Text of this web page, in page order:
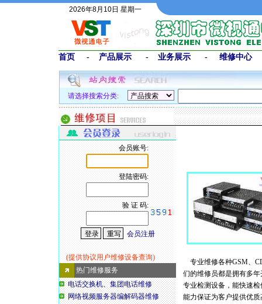
2026年8月10日 星期一
首页 - 产品展示 - 业务展示 - 维修中心
请选择搜索分类:
会员账号:
登陆密码:
验 证 码:
会员注册
(提供协议用户维修设备查询)
热门维修服务
电话交换机、集团电话维修
网络视频服务器编解码器维修
专业维修各种GSM、
们的维修员都是拥有多
专业检测设备，能快速
能力保证为客户提供优